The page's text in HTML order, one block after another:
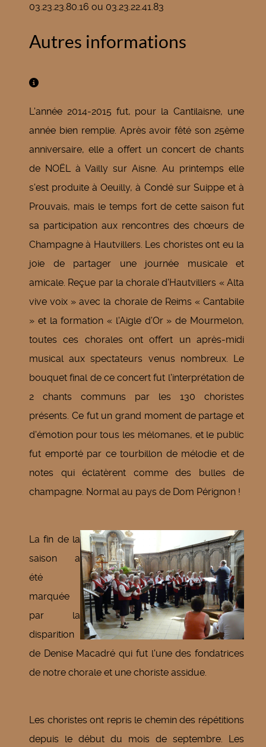
03.23.23.80.16 ou 03.23.22.41.83
Autres informations
Autres informations
L'année 2014-2015 fut, pour la Cantilaisne, une
année bien remplie. Après avoir fêté son 25ème
anniversaire, elle a offert un concert de chants
de NOËL à Vailly sur Aisne. Au printemps elle
s'est produite à Oeuilly, à Condé sur Suippe et à
Prouvais, mais le temps fort de cette saison fut
sa participation aux rencontres des chœurs de
Champagne à Hautvillers. Les choristes ont eu la
joie de partager une journée musicale et
amicale. Reçue par la chorale d'Hautvillers « Alta
vive voix » avec la chorale de Reims « Cantabile
» et la formation « l'Aigle d'Or » de Mourmelon,
toutes ces chorales ont offert un après-midi
musical aux spectateurs venus nombreux. Le
bouquet final de ce concert fut l'interprétation de
2 chants communs par les 130 choristes
présents. Ce fut un grand moment de partage et
d'émotion pour tous les mélomanes, et le public
fut emporté par ce tourbillon de mélodie et de
notes qui éclatèrent comme des bulles de
champagne. Normal au pays de Dom Pérignon !
La fin de la
saison a
été
marquée
par la
disparition
de Denise Macadré qui fut l'une des fondatrices
de notre chorale et une choriste assidue.
Les choristes ont repris le chemin des répétitions
depuis le début du mois de septembre. Les